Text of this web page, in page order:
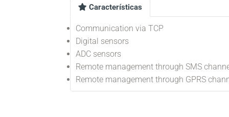
Características
Communication via TCP
Digital sensors
ADC sensors
Remote management through SMS
Remote management through GPRS